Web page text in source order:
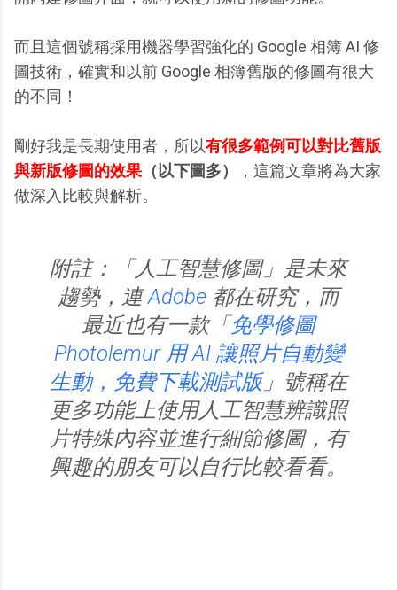
而且這個號稱採用機器學習強化的 Google 相簿 AI 修
圖技術，確實和以前 Google 相簿舊版的修圖有很大
的不同！
剛好我是長期使用者，所以有很多範例可以對比舊版
與新版修圖的效果（以下圖多）
，這篇文章將為大家
做深入比較與解析。
附註：「人工智慧修圖」是未來
趨勢，連Adobe 都在研究，而
最近也有一款「 免學修圖
Photolemur 用 AI 讓照片自動變
生動，免費下載測試版」號稱在
更多功能上使用人工智慧辨識照
片特殊內容並進行細節修圖，有
興趣的朋友可以自行比較看看。